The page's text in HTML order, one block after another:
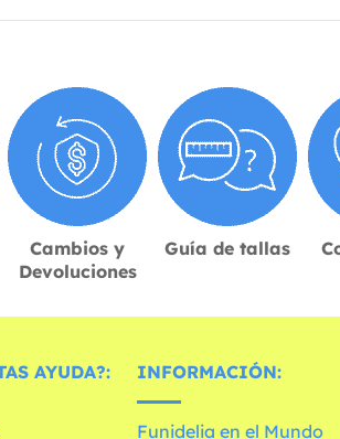
Cambios y
Devoluciones
Guía de tallas
AYUDA?: INFORMACIÓN:
Funidelia en el Mundo